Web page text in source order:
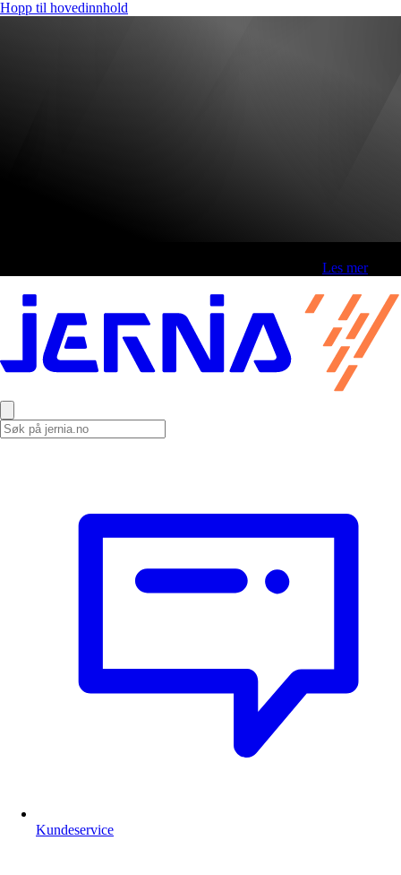
Hopp til hovedinnhold
Les mer
Kundeservice